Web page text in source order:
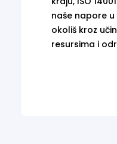
naše napore
okoliš kroz
resursima i